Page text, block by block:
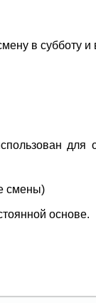
в субботу и
смены)
основе.